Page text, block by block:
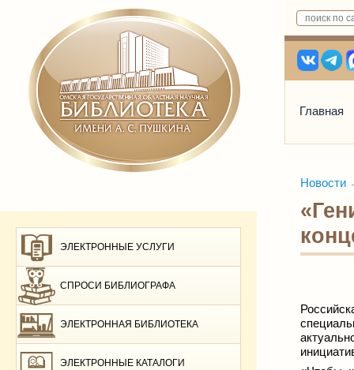
Главная
ЭЛЕКТРОННЫЕ УСЛУГИ
СПРОСИ БИБЛИОГРАФА
ЭЛЕКТРОННАЯ БИБЛИОТЕКА
ЭЛЕКТРОННЫЕ КАТАЛОГИ
Новости